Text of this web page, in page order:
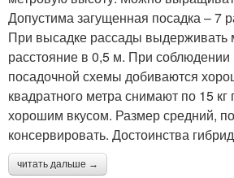
Допустима загущенная посадка – 7
При высадке рассады выдерживать
расстояние в 0,5 м. При
посадочной схемы добиваются
квадратного метра снимают по 15
хорошим вкусом. Размер средний,
консервировать. Достоинства
читать дальше →